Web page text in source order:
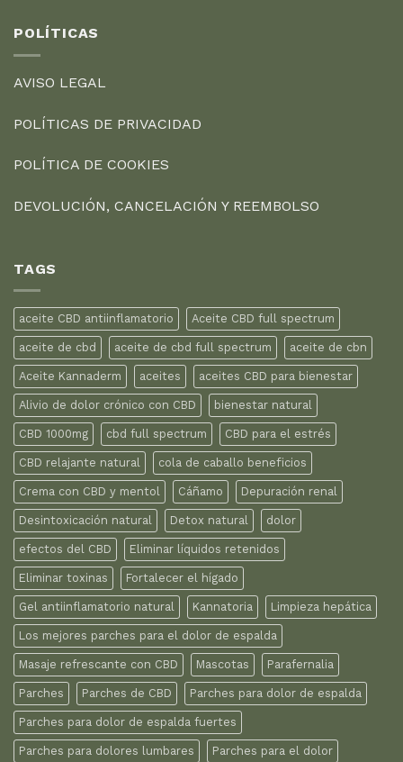
POLÍTICAS
AVISO LEGAL
POLÍTICAS DE PRIVACIDAD
POLÍTICA DE COOKIES
DEVOLUCIÓN, CANCELACIÓN Y REEMBOLSO
TAGS
aceite CBD antiinflamatorio Aceite CBD full spectrum
aceite de cbd aceite de cbd full spectrum aceite de cbn
Aceite Kannaderm aceites aceites CBD para bienestar
Alivio de dolor crónico con CBD bienestar natural
CBD 1000mg cbd full spectrum CBD para el estrés
CBD relajante natural cola de caballo beneficios
Crema con CBD y mentol Cáñamo Depuración renal
Desintoxicación natural Detox natural dolor
efectos del CBD Eliminar líquidos retenidos
Eliminar toxinas Fortalecer el hígado
Gel antiinflamatorio natural Kannatoria Limpieza hepática
Los mejores parches para el dolor de espalda
Masaje refrescante con CBD Mascotas Parafernalia
Parches Parches de CBD Parches para dolor de espalda
Parches para dolor de espalda fuertes
Parches para dolores lumbares Parches para el dolor